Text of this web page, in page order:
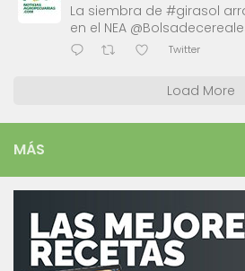
La siembra de #girasol
en el NEA
Twitter
Load More
MÁS